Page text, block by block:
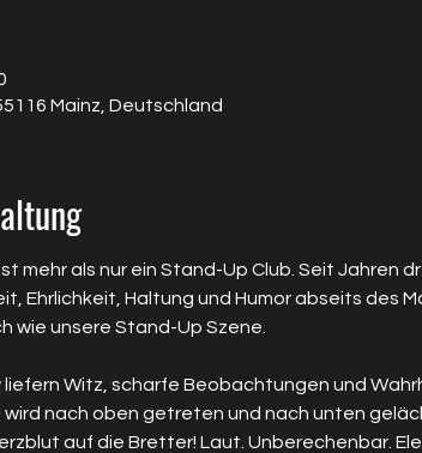
Mainz, Deutschland
mehr als nur ein Stand-Up Club. Seit Jahren
Ehrlichkeit, Haltung und Humor abseits des
wie unsere Stand-Up Szene.
liefern Witz, scharfe Beobachtungen und
wird nach oben getreten und nach unten
auf die Bretter! Laut. Unberechenbar.